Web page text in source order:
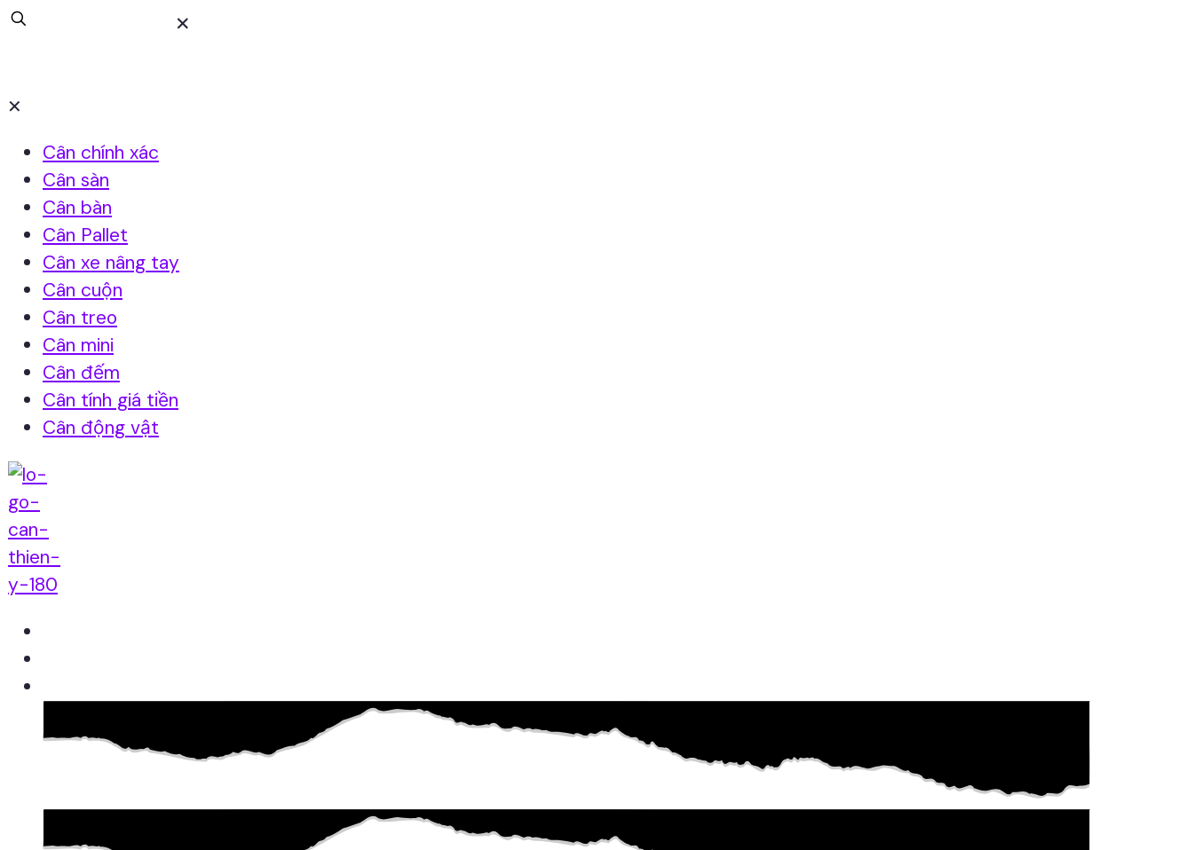
✕
✕
Cân chính xác
Cân sàn
Cân bàn
Cân Pallet
Cân xe nâng tay
Cân cuộn
Cân treo
Cân mini
Cân đếm
Cân tính giá tiền
Cân động vật